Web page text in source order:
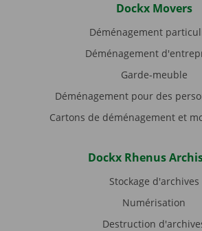
Dockx Movers
Déménagement
Déménagement
Garde-meuble
Déménagement pour des
Cartons de déménagement et
Dockx Rhenus
Stockage d'archives
Numérisation
Destruction